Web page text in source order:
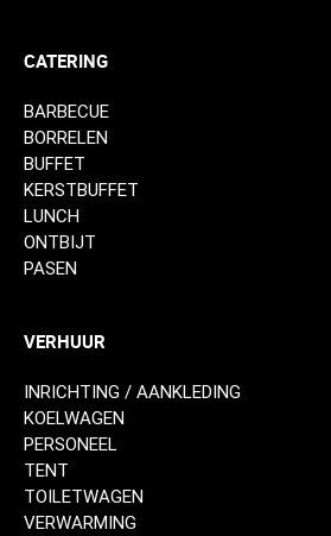
CATERING
BARBECUE
BORRELEN
BUFFET
KERSTBUFFET
LUNCH
ONTBIJT
PASEN
VERHUUR
INRICHTING / AANKLEDING
KOELWAGEN
PERSONEEL
TENT
TOILETWAGEN
VERWARMING